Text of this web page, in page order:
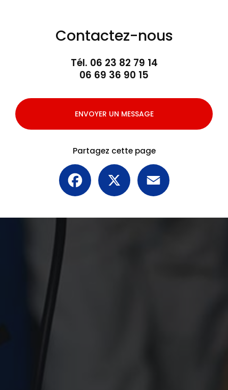
Contactez-nous
Tél. 06 23 82 79 14
06 69 36 90 15
ENVOYER UN MESSAGE
Partagez cette page
Facebook